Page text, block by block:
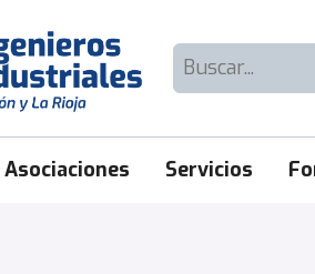
Buscar:
Asociaciones Servicios